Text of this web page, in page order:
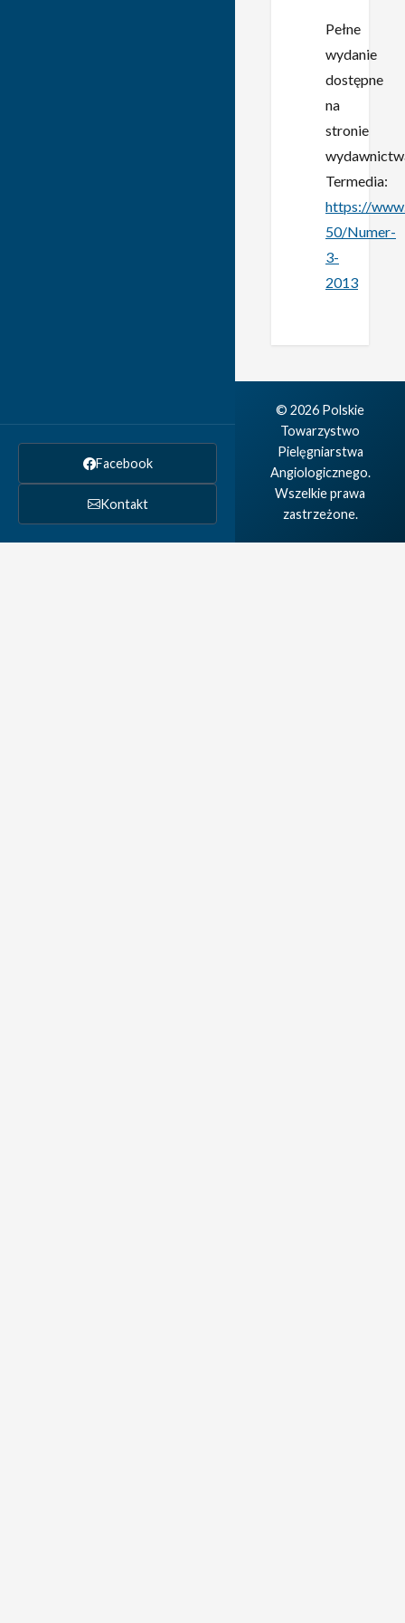
Facebook
Kontakt
Pełne
wydanie
dostępne
na
stronie
Termedia:
https://
50/Numer-
3-
2013
© 2026 Polskie
Towarzystwo
Pielęgniarstwa
Angiologicznego.
Wszelkie prawa
zastrzeżone.